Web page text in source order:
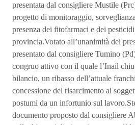
presentata dal consigliere Mustile
progetto di monitoraggio,
presenza dei fitofarmaci e dei
provincia.Votato all’unanimità dei
presentato dal consigliere Tumino
congruo attivo con il quale l’Inail
bilancio, un ribasso dell’attuale
concessione del risarcimento ai
postumi da un infortunio sul
documento proposto dal consigliere